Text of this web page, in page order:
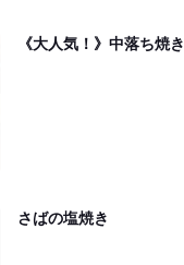
《大人気！》中落ち焼き
さばの塩焼き